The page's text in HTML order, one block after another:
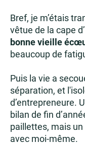
Bref, je m’étais
vêtue de la cape
bonne vieille
beaucoup de
Puis la vie a
séparation, et
d’entrepreneure.
bilan de fin
paillettes, mais un
avec moi-même.